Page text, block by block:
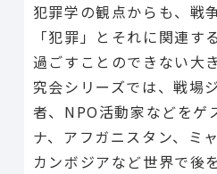
犯罪学の観点からも、戦
「犯罪」 とそれに関連す
過ごすことのできない大
究会シリーズでは、戦場
者、NPO活動家などをゲ
ナ、 アフガニスタン、ミ
カンボジアなど世界で後